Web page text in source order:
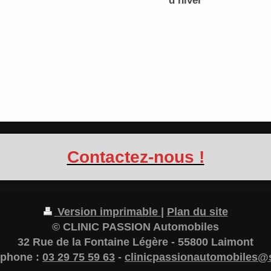
Contactez-nous !
Version imprimable | Plan du site
© CLINIC PASSION Automobiles
32 Rue de la Fontaine Légère - 55800 Laimont
: 03 29 75 59 63 -